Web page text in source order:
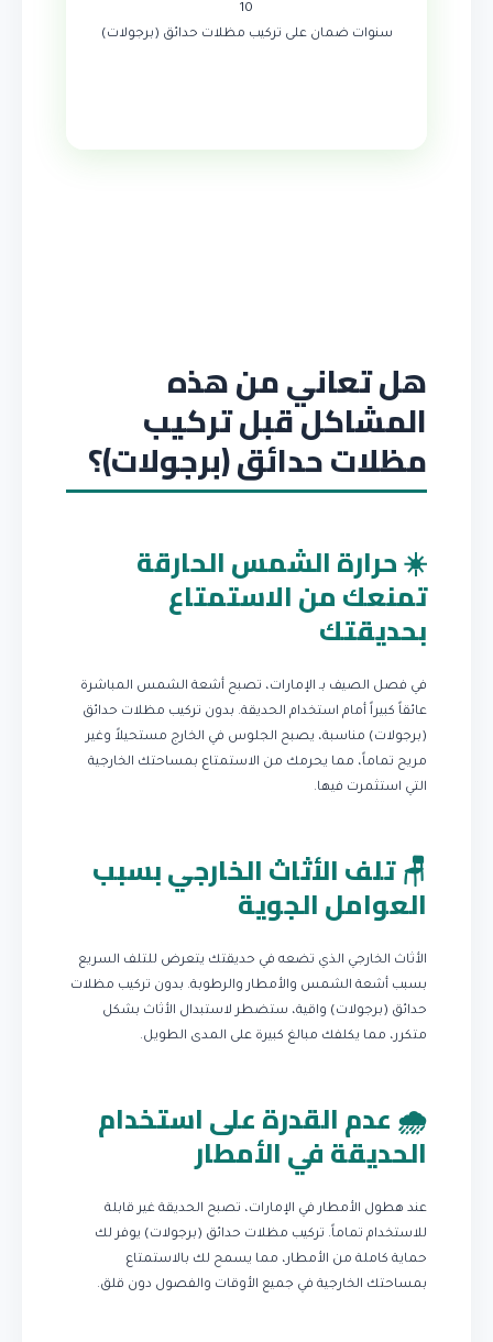
10
سنوات ضمان على تركيب مظلات حدائق (برجولات)
هل تعاني من هذه
المشاكل قبل تركيب
مظلات حدائق (برجولات)؟
☀️ حرارة الشمس الحارقة
تمنعك من الاستمتاع
بحديقتك
في فصل الصيف بـ الإمارات، تصبح أشعة الشمس المباشرة
عائقاً كبيراً أمام استخدام الحديقة. بدون تركيب مظلات حدائق
(برجولات) مناسبة، يصبح الجلوس في الخارج مستحيلاً وغير
مريح تماماً، مما يحرمك من الاستمتاع بمساحتك الخارجية
التي استثمرت فيها.
🪑 تلف الأثاث الخارجي بسبب
العوامل الجوية
الأثاث الخارجي الذي تضعه في حديقتك يتعرض للتلف السريع
بسبب أشعة الشمس والأمطار والرطوبة. بدون تركيب مظلات
حدائق (برجولات) واقية، ستضطر لاستبدال الأثاث بشكل
متكرر، مما يكلفك مبالغ كبيرة على المدى الطويل.
🌧️ عدم القدرة على استخدام
الحديقة في الأمطار
عند هطول الأمطار في الإمارات، تصبح الحديقة غير قابلة
للاستخدام تماماً. تركيب مظلات حدائق (برجولات) يوفر لك
حماية كاملة من الأمطار، مما يسمح لك بالاستمتاع
بمساحتك الخارجية في جميع الأوقات والفصول دون قلق.